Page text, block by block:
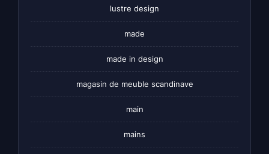
lustre design
made
made in design
magasin de meuble scandinave
main
mains